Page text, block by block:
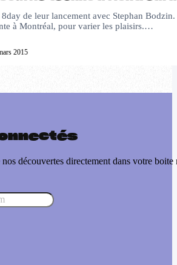
de leur lancement avec Stephan
à Montréal, pour varier les plaisirs.…
2015
découvertes directement dans votre boite